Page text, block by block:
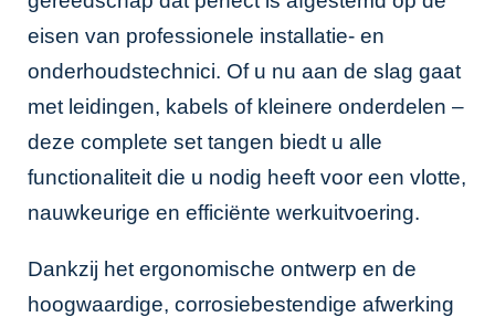
eisen van professionele installatie- en
onderhoudstechnici. Of u nu aan de slag gaat
met leidingen, kabels of kleinere onderdelen –
deze complete set tangen biedt u alle
functionaliteit die u nodig heeft voor een vlotte,
nauwkeurige en efficiënte werkuitvoering.
Dankzij het ergonomische ontwerp en de
hoogwaardige, corrosiebestendige afwerking